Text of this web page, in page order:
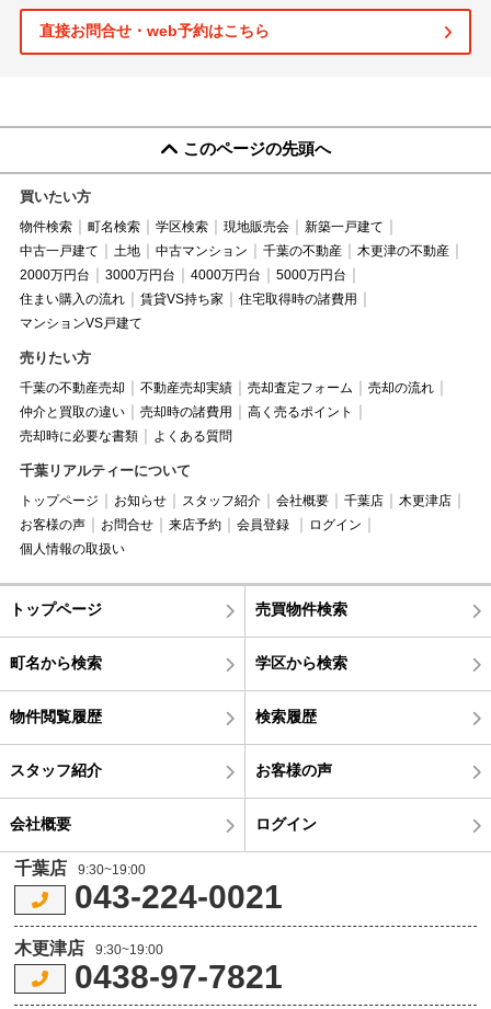
直接お問合せ・web予約はこちら
このページの先頭へ
買いたい方
物件検索 町名検索 学区検索 現地販売会
新築一戸建て
中古一戸建て
土地 中古マンション 千葉の不動産
木更津の不動産
2000万円台
3000万円台 4000万円台
5000万円台
住まい購入の流れ
賃貸VS持ち家
住宅取得時の諸費用
マンションVS戸建て
売りたい方
千葉の不動産売却 不動産売却実績 売却査定フォーム
売却の流れ
仲介と買取の違い
売却時の諸費用
高く売るポイント
売却時に必要な書類
よくある質問
千葉リアルティーについて
トップページ お知らせ スタッフ紹介 会社概要 千葉店
木更津店
お客様の声
お問合せ 来店予約 会員登録
ログイン
個人情報の取扱い
トップページ 売買物件検索
町名から検索 学区から検索
物件閲覧履歴 検索履歴
スタッフ紹介 お客様の声
会社概要 ログイン
千葉店 9:30~19:00
043-224-0021
木更津店 9:30~19:00
0438-97-7821